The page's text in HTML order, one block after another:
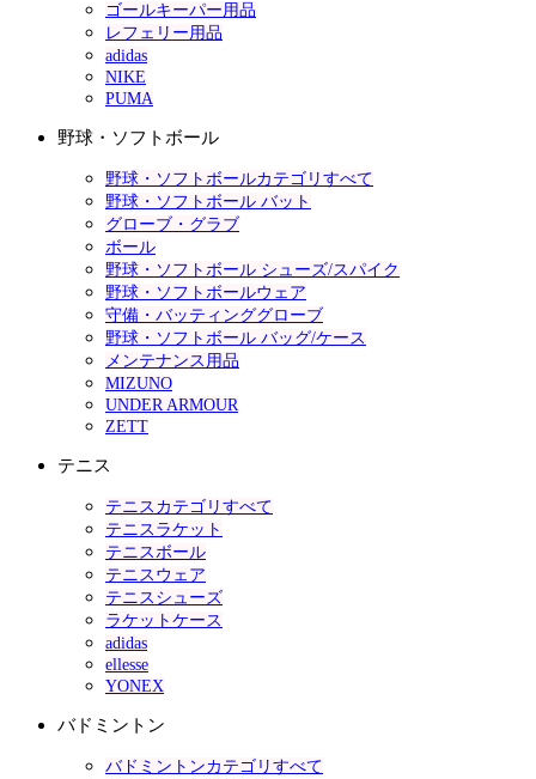
ゴールキーパー用品
レフェリー用品
adidas
NIKE
PUMA
野球・ソフトボール
野球・ソフトボールカテゴリすべて
野球・ソフトボール バット
グローブ・グラブ
ボール
野球・ソフトボール シューズ/スパイク
野球・ソフトボールウェア
守備・バッティンググローブ
野球・ソフトボール バッグ/ケース
メンテナンス用品
MIZUNO
UNDER ARMOUR
ZETT
テニス
テニスカテゴリすべて
テニスラケット
テニスボール
テニスウェア
テニスシューズ
ラケットケース
adidas
ellesse
YONEX
バドミントン
バドミントンカテゴリすべて